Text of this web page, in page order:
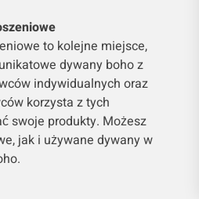
to kolejne miejsce,
dywany boho z
indywidualnych oraz
korzysta z tych
swoje produkty. Możesz
jak i używane dywany w